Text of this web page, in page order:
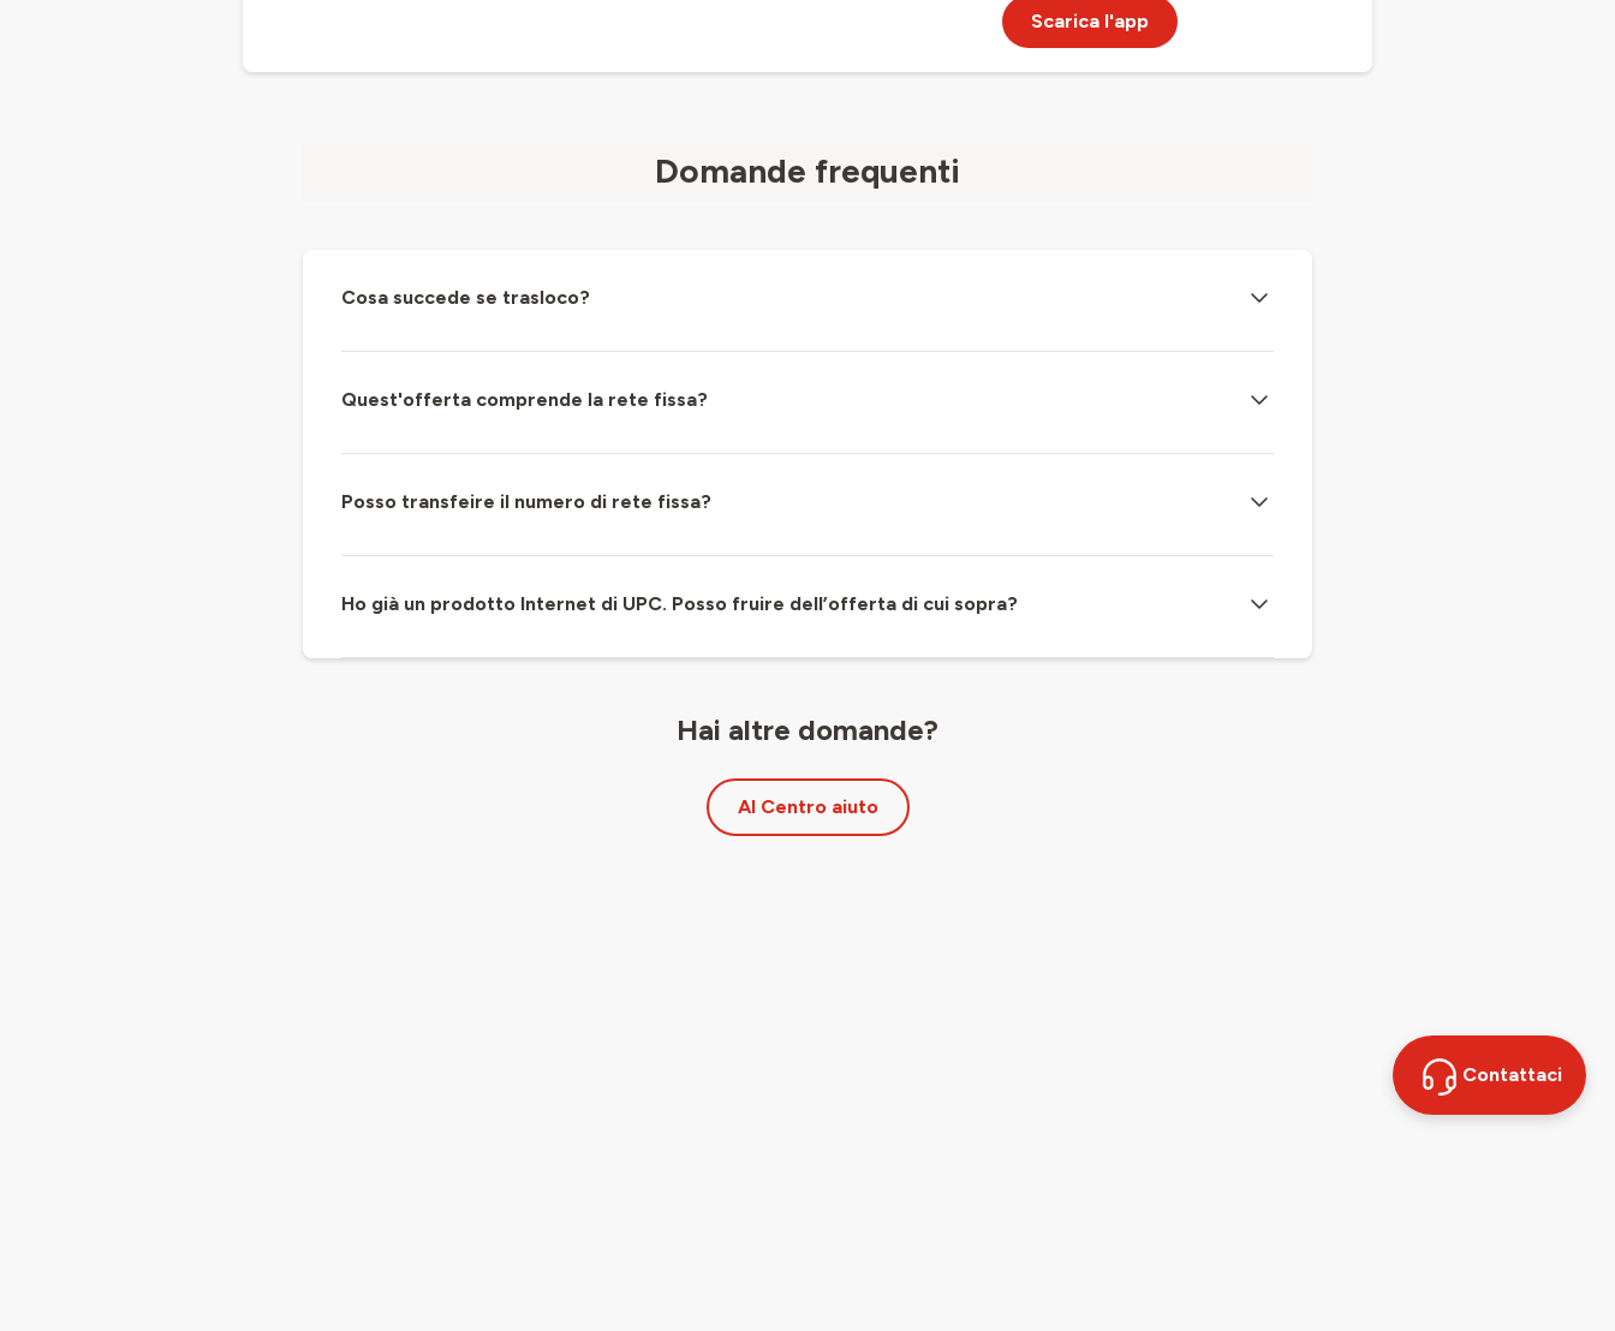
Scarica l'app
Domande frequenti
Cosa succede se trasloco?
Quest'offerta comprende la rete fissa?
Posso transfeire il numero di rete fissa?
Ho già un prodotto Internet di UPC. Posso fruire dell’offerta di cui sopra?
Hai altre domande?
Al Centro aiuto
Contattaci